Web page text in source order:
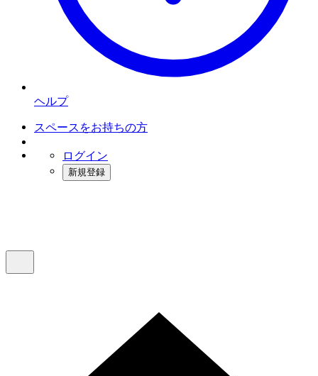
ヘルプ
スペースをお持ちの方
ログイン
新規登録